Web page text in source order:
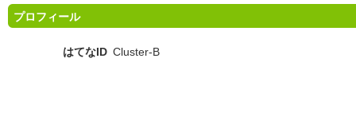
プロフィール
はてなID Cluster-B